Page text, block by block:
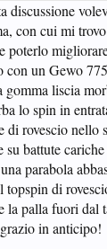
discussione
con cui mi
poterlo
con un Gewo
gomma liscia
lo spin in
di rovescio nello
su battute
parabola
topspin di
la palla fuori dal
in anticipo!